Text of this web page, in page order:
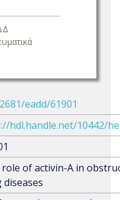
eadd/61901
hdl.handle.net/10442/
role of activin-A in
diseases